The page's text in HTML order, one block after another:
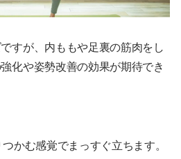
すが、内ももや足裏の筋肉をし
化や姿勢改善の効果が期待でき
かむ感覚でまっすぐ立ちます。